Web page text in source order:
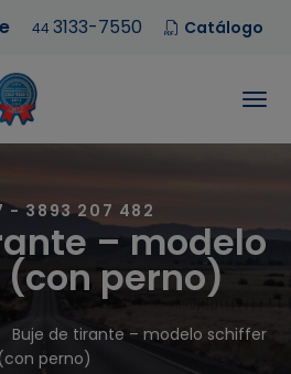
44 3133-7550 Catálogo
- 3893 207 482
– modelo
perno)
Buje de tirante – modelo schiffer
(con perno)